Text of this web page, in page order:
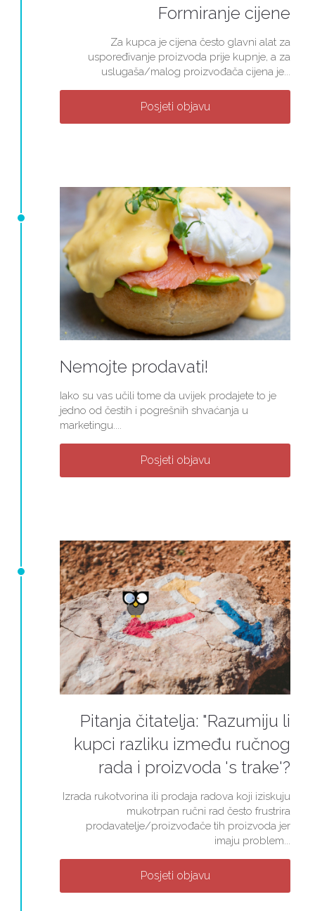
Formiranje cijene
Za kupca je cijena često glavni alat za
uspoređivanje proizvoda prije kupnje, a za
uslugaša/malog proizvođača cijena je...
Posjeti objavu
Nemojte prodavati!
Iako su vas učili tome da uvijek prodajete to je
jedno od čestih i pogrešnih shvaćanja u
marketingu....
Posjeti objavu
Pitanja čitatelja: "Razumiju li
kupci razliku između ručnog
rada i proizvoda 's trake'?
Izrada rukotvorina ili prodaja radova koji iziskuju
mukotrpan ručni rad često frustrira
prodavatelje/proizvođače tih proizvoda jer
imaju problem...
Posjeti objavu